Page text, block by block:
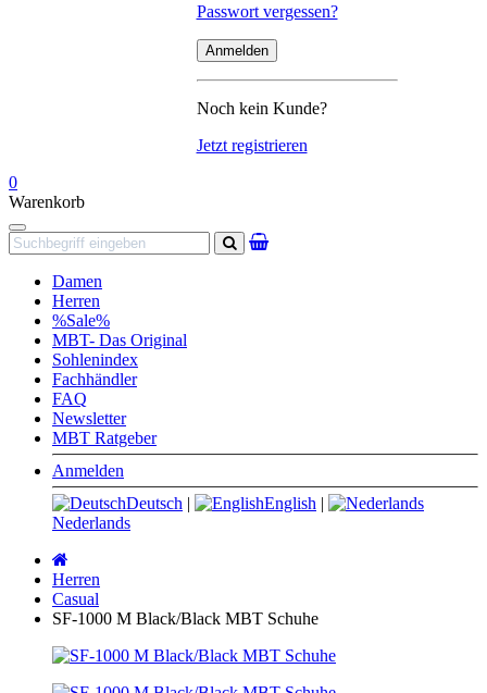
Passwort vergessen?
Noch kein Kunde?
Jetzt registrieren
0
Warenkorb
Navigation
Suchen
Damen
Herren
%Sale%
MBT- Das Original
Sohlenindex
Fachhändler
FAQ
Newsletter
MBT Ratgeber
Anmelden
Deutsch | English |
Nederlands
Herren
Casual
SF-1000 M Black/Black MBT Schuhe